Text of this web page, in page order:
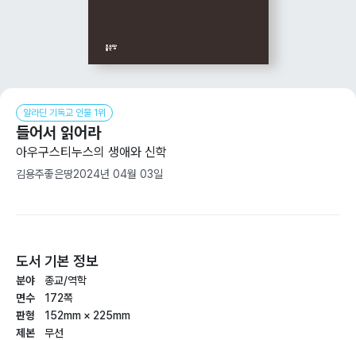
알라딘 기독교 인물 1위
들어서 읽어라
아우구스티누스의 생애와 신학
김용주좋은땅2024년 04월 03일
도서 기본 정보
분야
면수
판형
제본
종교/역학
172쪽
152mm × 225mm
무선